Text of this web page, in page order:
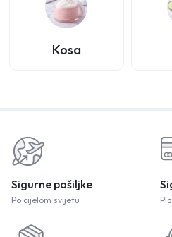
Kosa
Sigurne pošiljke
Po cijelom svijetu